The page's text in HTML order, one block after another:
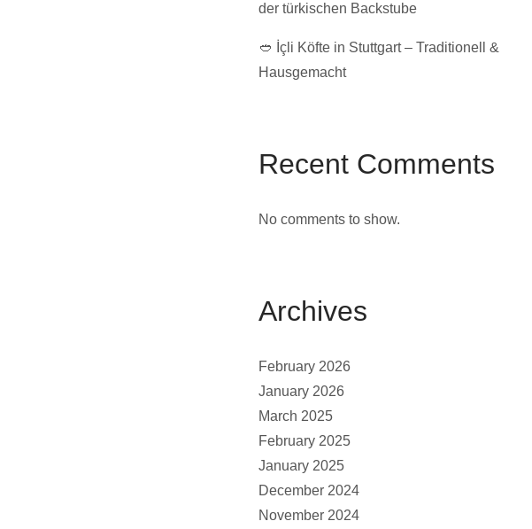
der türkischen Backstube
🥙 İçli Köfte in Stuttgart – Traditionell &
Hausgemacht
Recent Comments
No comments to show.
Archives
February 2026
January 2026
March 2025
February 2025
January 2025
December 2024
November 2024